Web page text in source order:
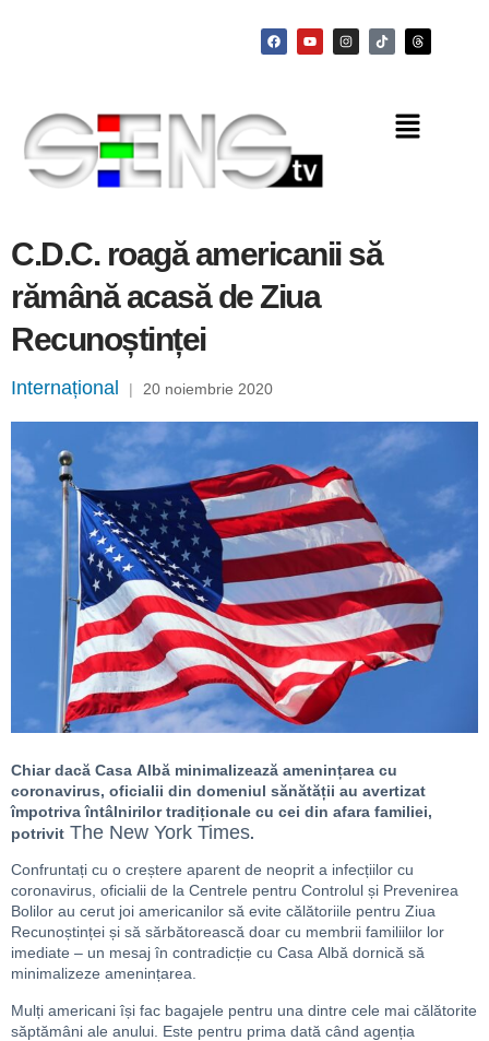
C.D.C. roagă americanii să
rămână acasă de Ziua
Recunoștinței
Internațional | 20 noiembrie 2020
Chiar dacă Casa Albă minimalizează amenințarea cu
coronavirus, oficialii din domeniul sănătății au avertizat
împotriva întâlnirilor tradiționale cu cei din afara familiei,
potrivit The New York Times.
Confruntați cu o creștere aparent de neoprit a infecțiilor cu
coronavirus, oficialii de la Centrele pentru Controlul și Prevenirea
Bolilor au cerut joi americanilor să evite călătoriile pentru Ziua
Recunoștinței și să sărbătorească doar cu membrii familiilor lor
imediate – un mesaj în contradicție cu Casa Albă dornică să
minimalizeze amenințarea.
Mulți americani își fac bagajele pentru una dintre cele mai călătorite
săptămâni ale anului. Este pentru prima dată când agenția